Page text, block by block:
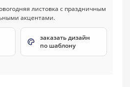
заказать дизайн
по шаблону